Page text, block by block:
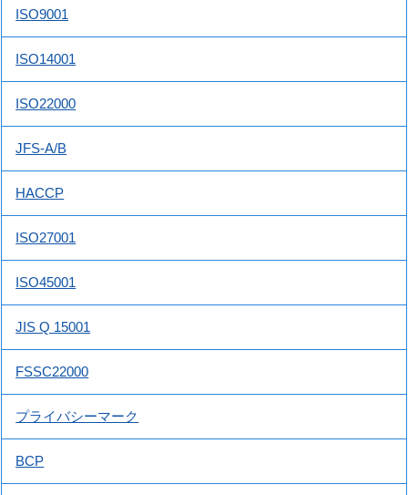
ISO9001
ISO14001
ISO22000
JFS-A/B
HACCP
ISO27001
ISO45001
JIS Q 15001
FSSC22000
プライバシーマーク
BCP